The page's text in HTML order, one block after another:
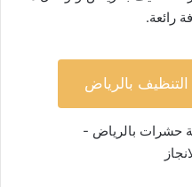
رائعة.
بالرياض